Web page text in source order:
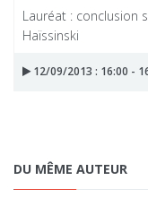
Lauréat : conclusion
Haïssinski
12/09/2013 : 16:00 -
DU MÊME AUTEUR